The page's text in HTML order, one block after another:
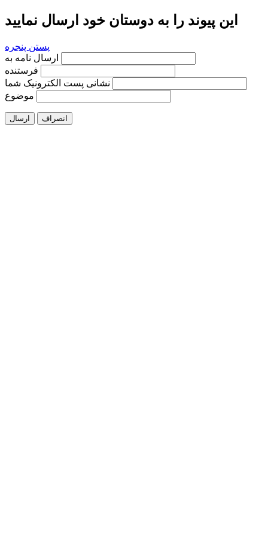
این پیوند را به دوستان خود ارسال نمایید
پستن پنجره
فرستنده
نشانی پست الکترونیک شما
موضوع
ارسال انصراف